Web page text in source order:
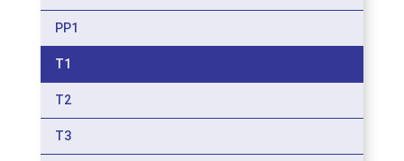
PP1
T1
T2
T3